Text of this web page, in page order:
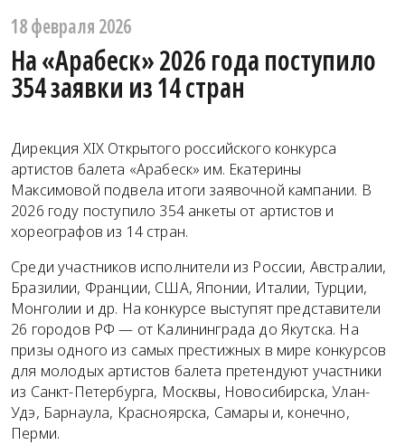
18 февраля 2026
На «Арабеск» 2026 года поступило
354 заявки из 14 стран
Дирекция XIX Открытого российского конкурса
артистов балета «Арабеск» им. Екатерины
Максимовой подвела итоги заявочной кампании. В
2026 году поступило 354 анкеты от артистов и
хореографов из 14 стран.
Среди участников исполнители из России, Австралии,
Бразилии, Франции, США, Японии, Италии, Турции,
Монголии и др. На конкурсе выступят представители
26 городов РФ — от Калининграда до Якутска. На
призы одного из самых престижных в мире конкурсов
для молодых артистов балета претендуют участники
из Санкт-Петербурга, Москвы, Новосибирска, Улан-
Удэ, Барнаула, Красноярска, Самары и, конечно,
Перми.